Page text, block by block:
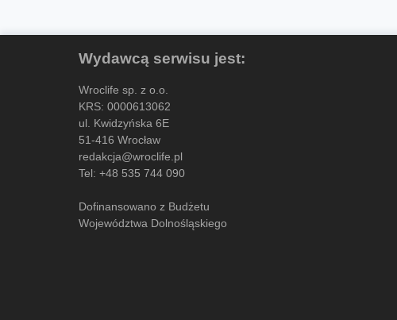
Wydawcą serwisu jest:
Wroclife sp. z o.o.
KRS: 0000613062
ul. Kwidzyńska 6E
51-416 Wrocław
redakcja@wroclife.pl
Tel: +48 535 744 090
Dofinansowano z Budżetu
Województwa Dolnośląskiego